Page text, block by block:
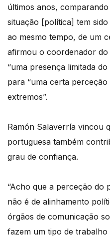
últimos anos,
situação [política] tem
ao mesmo tempo, de um
afirmou o coordenador
“uma presença limitada
para “uma certa
extremos”.
Ramón Salaverría vincou
portuguesa também
grau de confiança.
“Acho que a perceção do
não é de alinhamento
órgãos de comunicação
fazem um tipo de trabalho